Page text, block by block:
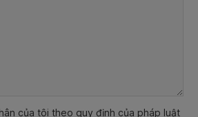
của tôi theo quy định của pháp luật